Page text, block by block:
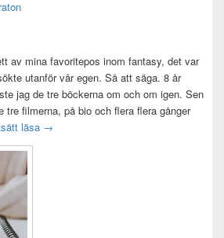
av mina favoritepos inom fantasy, det var
utanför vår egen. Så att säga. 8 år
jag de tre böckerna om och om igen. Sen
tre filmerna, på bio och flera flera gånger
läsa Sagan om ringen-maraton
→